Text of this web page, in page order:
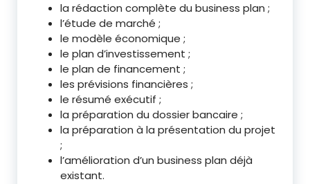
la rédaction complète du business plan ;
l’étude de marché ;
le modèle économique ;
le plan d’investissement ;
le plan de financement ;
les prévisions financières ;
le résumé exécutif ;
la préparation du dossier bancaire ;
la préparation à la présentation du projet
;
l’amélioration d’un business plan déjà
existant.